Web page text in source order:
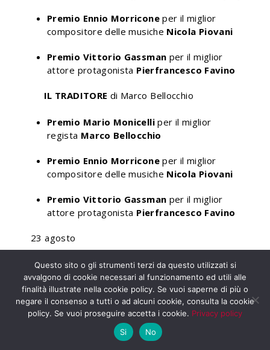
Premio Ennio Morriconeper il miglior
compositore delle musiche Nicola Piovani
Premio Vittorio Gassman per il miglior
attore protagonista Pierfrancesco Favino
IL TRADITORE di Marco Bellocchio
Premio Mario Monicelliper il miglior
regista Marco Bellocchio
Premio Ennio Morriconeper il miglior
compositore delle musiche Nicola Piovani
Premio Vittorio Gassman per il miglior
attore protagonista Pierfrancesco Favino
23 agosto
IL SIGNOR DIAVOLO di Pupi Avati
Premio Tonino Guerraper il miglior
soggetto originaleAntonio,Pupie
Tommaso Avati
GLI ANNI PIU’ BELLI di Gabriele Muccino
Questo sito o gli strumenti terzi da questo utilizzati si
avvalgono di cookie necessari al funzionamento ed utili alle
finalità illustrate nella cookie policy. Se vuoi saperne di più o
negare il consenso a tutti o ad alcuni cookie, consulta la cookie
policy. Se vuoi proseguire accetta i cookie. Privacy policy
Si
No